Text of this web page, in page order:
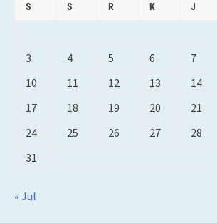
S S R K J
3
4 5 6 7
10
11 12 13 14
17
18 19 20 21
24
25 26 27 28
31
« Jul